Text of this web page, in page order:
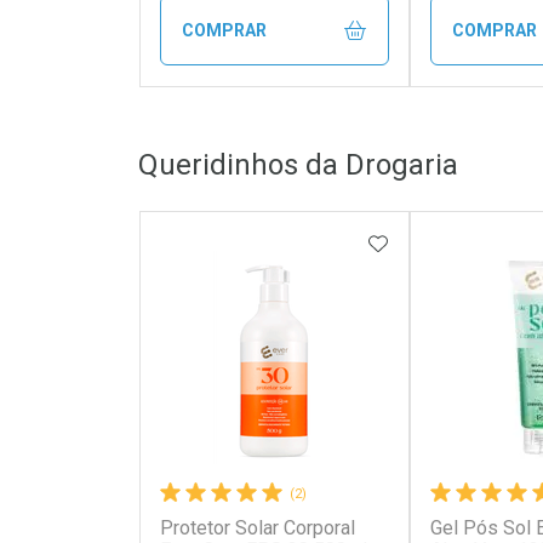
COMPRAR
Laboratório
Ativar Desconto
Por Menos
COMPRAR
Ativar
Por
Queridinhos da Drogaria
(2)
Protetor Solar Corporal
ADICIONAR AOS
Gel Pós Sol